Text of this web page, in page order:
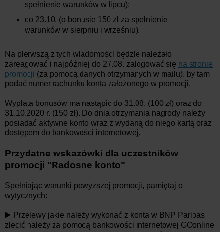
spełnienie warunków w lipcu);
do 23.10. (o bonusie 150 zł za spełnienie
warunków w sierpniu i wrześniu).
Na pierwszą z tych wiadomości będzie należało
zareagować i najpóźniej do 27.08. zalogować się na stronie
promocji (za pomocą danych otrzymanych w mailu), by tam
podać numer rachunku konta założonego w promocji.
Wypłata bonusów ma nastąpić do 31.08. (100 zł) oraz do
31.10.2020 r. (150 zł). Do dnia otrzymania nagrody należy
posiadać aktywne konto wraz z wydaną do niego kartą oraz
dostępem do bankowości internetowej.
Przydatne wskazówki dla uczestników
promocji "Radosne konto"
Spełniając warunki powyższej promocji, pamiętaj o
wytycznych:
▶️ Przelewy jakie należy wykonać z konta w BNP Paribas
zlecić należy za pomocą bankowości internetowej GOonline